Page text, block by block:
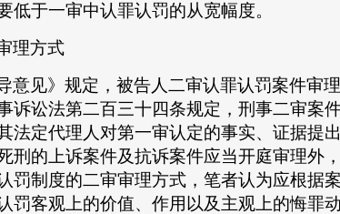
低于一审中认罪认罚的从宽幅度。
理方式
意见》规定，被告人二审认罪认罚案件审
诉讼法第二百三十四条规定，刑事二审案
法定代理人对第一审认定的事实、证据提
刑的上诉案件及抗诉案件应当开庭审理外
罚制度的二审审理方式，笔者认为应根据
罚客观上的价值、作用以及主观上的悔罪